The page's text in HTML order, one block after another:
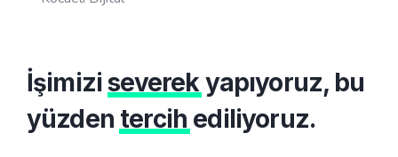
İşimiziseverek yapıyoruz, bu
yüzden tercih ediliyoruz.